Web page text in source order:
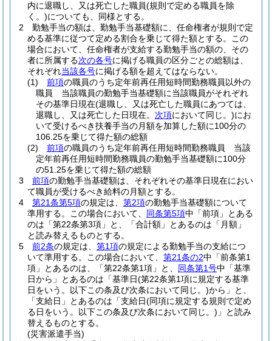
内に退職し、又は死亡した職員(規則で定める職員を除
く。)についても、同様とする。
2
勤勉手当の額は、勤勉手当基礎額に、任命権者が規則で定
める基準に従つて定める割合を乗じて得た額とする。
この
場合において、任命権者が支給する勤勉手当の額の、その
者に所属する次の各号に掲げる職員の区分ごとの総額は、
それぞれ当該各号に掲げる額を超えてはならない。
(1)
前項の職員のうち定年前再任用短時間勤務職員以外の
職員 当該職員の勤勉手当基礎額に当該職員がそれぞれ
その基準日現在(退職し、又は死亡した職員にあつては、
退職し、又は死亡した日現在。 次項において同じ。)にお
いて受けるべき扶養手当の月額を加算した額に100分の
106.25を乗じて得た額の総額
(2)
前項の職員のうち定年前再任用短時間勤務職員 当該
定年前再任用短時間勤務職員の勤勉手当基礎額に100分
の51.25を乗じて得た額の総額
3
前項の勤勉手当基礎額は、それぞれその基準日現在におい
て職員が受けるべき給料の月額とする。
4
第21条第5項の規定は、 第2項の勤勉手当基礎額について
準用する。
この場合において、 同条第5項中「前項」とある
のは「第22条第3項」と、「合計額」とあるのは「月額」
と読み替えるものとする。
5
前2条の規定は、 第1項の規定による勤勉手当の支給につ
いて準用する。
この場合において、 第21条の2中「前条第1
項」とあるのは、「第22条第1項」と、 同条第1号中「基準
日から」とあるのは「基準日(第22条第1項に規定する基準
日をいう。以下この条及び次条において同じ。)から」と、
「支給日」とあるのは「支給日(同項に規定する規則で定め
る日をいう。以下この条及び次条において同じ。) 」と読み
替えるものとする。
(災害派遣手当)